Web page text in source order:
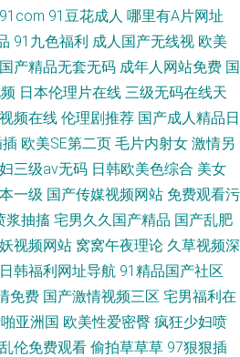
91com 91豆花成人 哪里有A片网址
91九色福利 成人国产无线视 欧美
国产精品无套无码 成年人网站免费 国
日本伦理片在线 三级无码在线天
频在线 伦理剧推荐 国产成人精品日
欧美SE第二页 毛片内射女 激情另
三级av无码 日韩欧美色综合 美女
一级 国产传媒视频网站 免费观看污
浆抽搐 宅男久久国产精品 国产乱肥
视频网站 窝窝午夜理论 久草视频深
日韩福利网址导航 91精品国产社区
免费 国产激情视频三区 宅男福利在
亚洲国 欧美性爱密臀 疯狂少妇喷
伦免费观看 偷拍草草草 97狠狠插